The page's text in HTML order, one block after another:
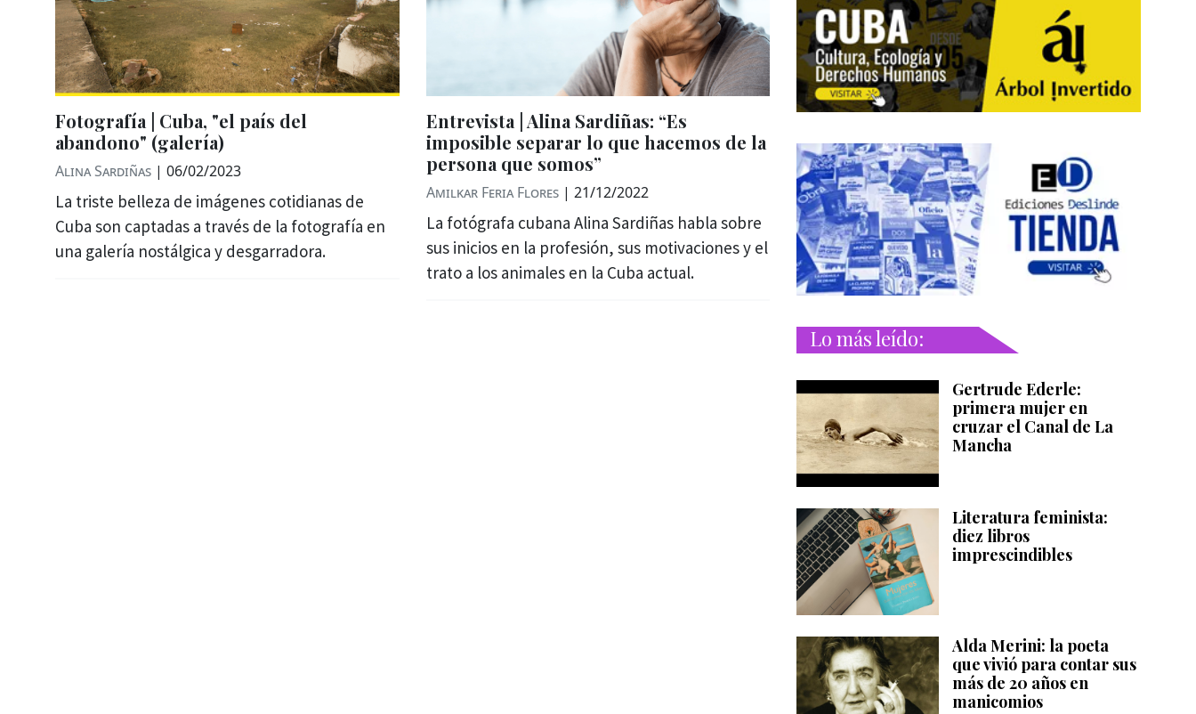
Fotografía | Cuba, "el país del
abandono" (galería)
Alina Sardiñas | 06/02/2023
La triste belleza de imágenes cotidianas de
Cuba son captadas a través de la fotografía en
una galería nostálgica y desgarradora.
Entrevista | Alina Sardiñas: “Es
imposible separar lo que hacemos de la
persona que somos”
Amilkar Feria Flores | 21/12/2022
La fotógrafa cubana Alina Sardiñas habla sobre
sus inicios en la profesión, sus motivaciones y el
trato a los animales en la Cuba actual.
Lo más leído:
Gertrude Ederle:
primera mujer en
cruzar el Canal de La
Mancha
Literatura feminista:
diez libros
imprescindibles
Alda Merini: la poeta
que vivió para contar sus
más de 20 años en
manicomios